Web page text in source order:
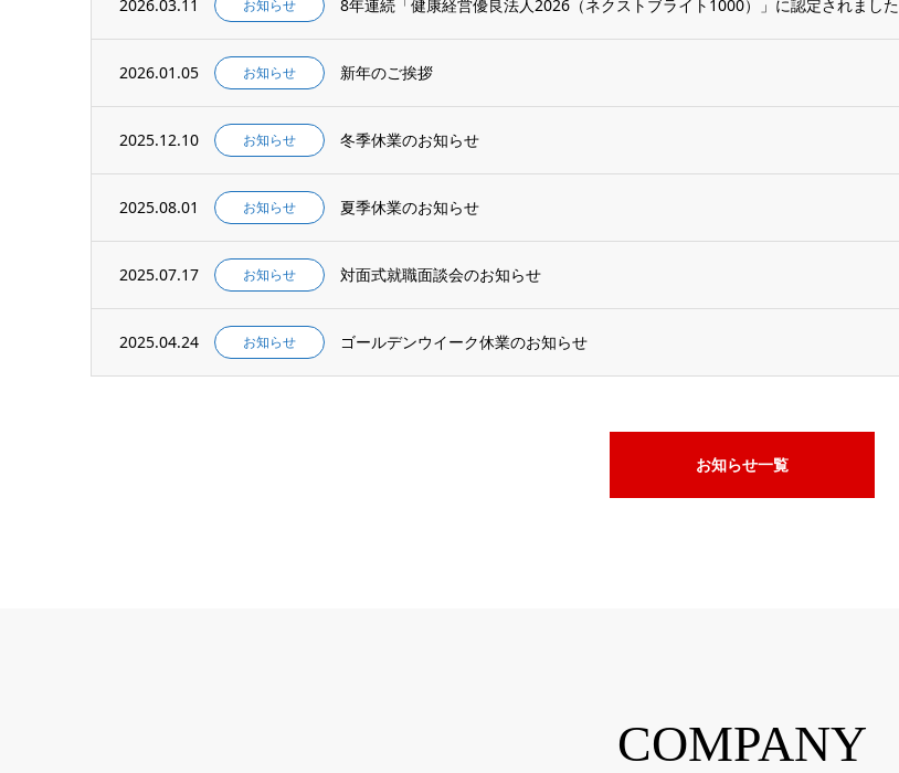
2026.03.11 お知らせ 8年連続「健康経営優良法人2026（ネクストブライト1000）」に認定されました
2026.01.05 お知らせ 新年のご挨拶
2025.12.10 お知らせ 冬季休業のお知らせ
2025.08.01 お知らせ 夏季休業のお知らせ
2025.07.17 お知らせ 対面式就職面談会のお知らせ
2025.04.24 お知らせ ゴールデンウイーク休業のお知らせ
お知らせ一覧
COMPANY